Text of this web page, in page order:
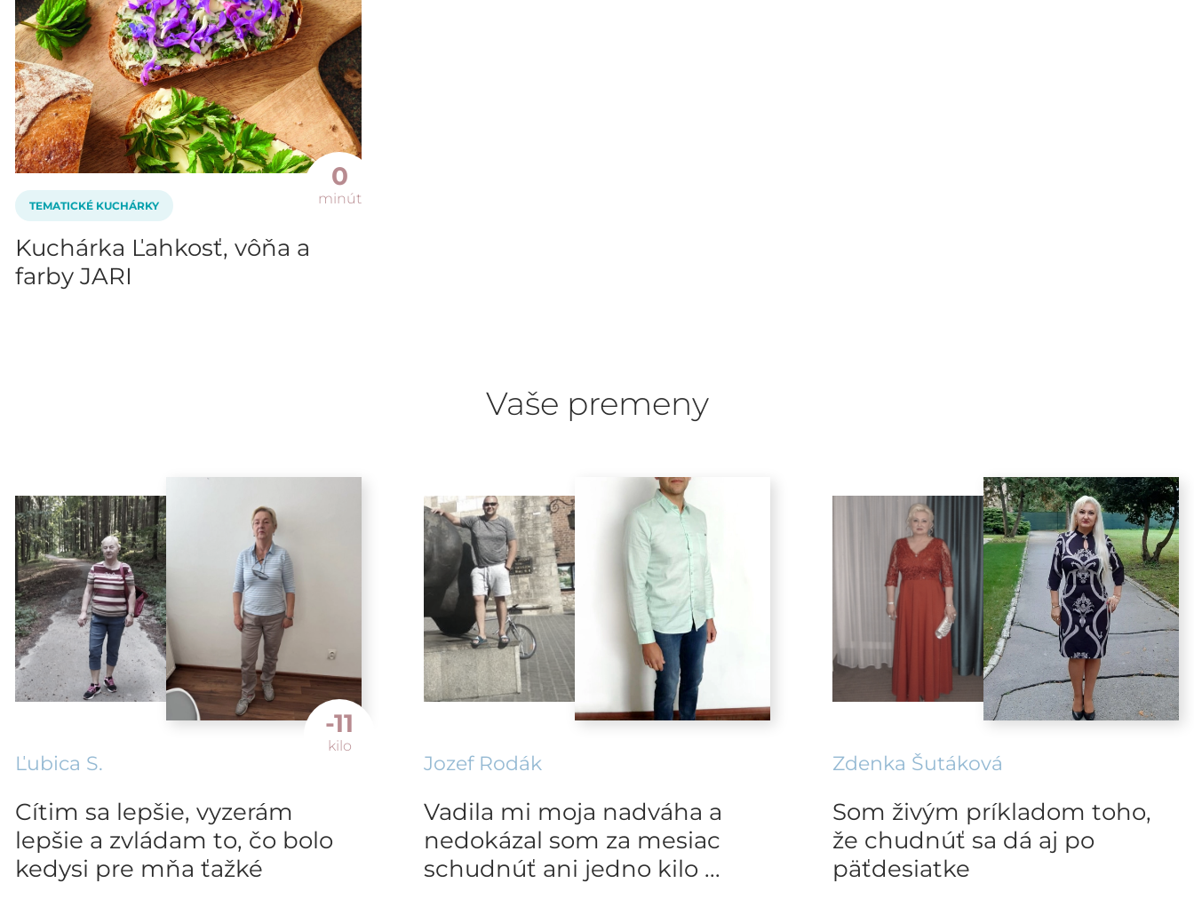
0
minút
TEMATICKÉ KUCHÁRKY
Kuchárka Ľahkosť, vôňa a
farby JARI
Vaše premeny
-11
kilo
Ľubica S.
Cítim sa lepšie, vyzerám
lepšie a zvládam to, čo bolo
kedysi pre mňa ťažké
Jozef Rodák
Vadila mi moja nadváha a
nedokázal som za mesiac
schudnúť ani jedno kilo ...
Zdenka Šutáková
Som živým príkladom toho,
že chudnúť sa dá aj po
päťdesiatke